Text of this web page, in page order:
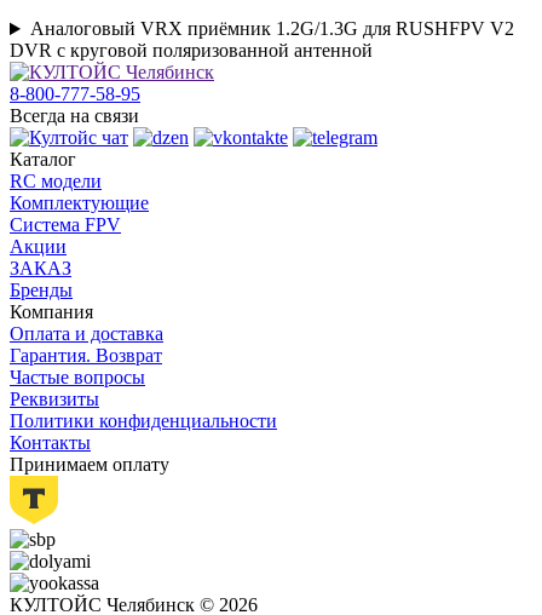
Аналоговый VRX приёмник 1.2G/1.3G для RUSHFPV V2
DVR с круговой поляризованной антенной
8-800-777-58-95
Всегда на связи
Каталог
RC модели
Комплектующие
Система FPV
Акции
ЗАКАЗ
Бренды
Компания
Оплата и доставка
Гарантия. Возврат
Частые вопросы
Реквизиты
Политики конфиденциальности
Контакты
Принимаем оплату
КУЛТОЙС Челябинск © 2026